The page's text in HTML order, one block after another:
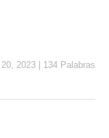
2023 134 Palabras